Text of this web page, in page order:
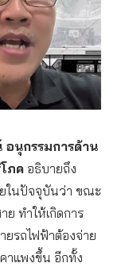
อนุกรรมการด้าน
ภค อธิบายถึง
ในปัจจุบันว่า ขณะ
ทำให้เกิดการ
ยรถไฟฟ้าต้องจ่าย
คาแพงขึ้น อีกทั้ง